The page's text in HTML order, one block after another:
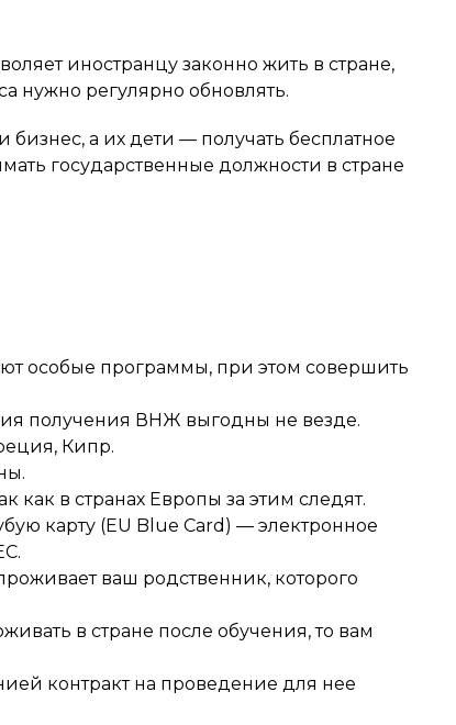
иностранцу законно жить в стране,
нужно регулярно обновлять.
а их дети — получать бесплатное
государственные должности в стране
особые программы, при этом совершить
получения ВНЖ выгодны не везде.
Кипр.
в странах Европы за этим следят.
карту (EU Blue Card) — электронное
ваш родственник, которого
в стране после обучения, то вам
контракт на проведение для нее